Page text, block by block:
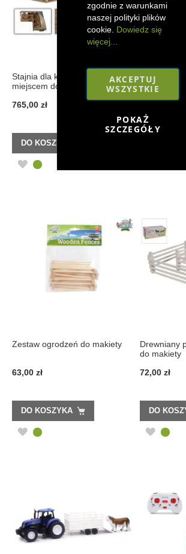
zgodnie z warunkami
naszej polityki plików
cookie. Dowiedz się
więcej...
AKCEPTUJ
WSZYSTKIE
POKAŻ
SZCZEGÓŁY
Stajnia dla koni z 4 boksami i
miejscem do mycia
765,00 zł
DO KOSZYKA
DODAJ
ŻYCZEŃ
Box dla
różowym
ŻYCZEŃ
Zestaw ogrodzeń do makiety
63,00 zł
DO KOSZYKA
DODAJ
Drewniany
do makiety
72,00 zł
DO
DODAJ
ŻYCZEŃ